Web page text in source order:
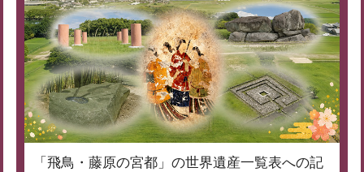
「飛鳥・藤原の宮都」の世界遺産一覧表への記